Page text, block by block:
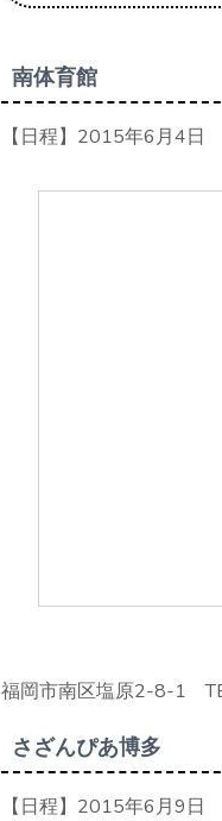
南体育館
【日程】2015年6月4日
福岡市南区塩原2-8-1
さざんぴあ博多
【日程】2015年6月9日